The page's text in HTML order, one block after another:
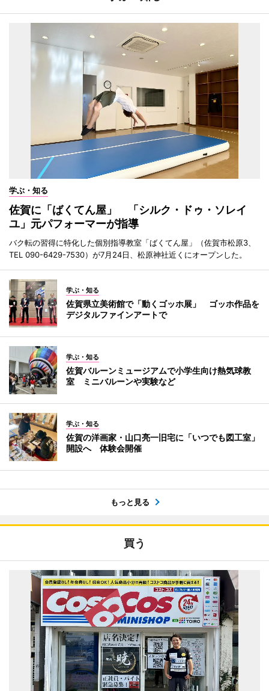
学ぶ・知る
佐賀に「ばくてん屋」 「シルク・ドゥ・ソレイ
ユ」元パフォーマーが指導
バク転の習得に特化した個別指導教室「ばくてん屋」（佐賀市松原3、
TEL 090-6429-7530）が7月24日、松原神社近くにオープンした。
学ぶ・知る
佐賀県立美術館で「動くゴッホ展」 ゴッホ作品を
デジタルファインアートで
学ぶ・知る
佐賀バルーンミュージアムで小学生向け熱気球教
室 ミニバルーンや実験など
学ぶ・知る
佐賀の洋画家・山口亮一旧宅に「いつでも図工室」
開設へ 体験会開催
もっと見る
買う